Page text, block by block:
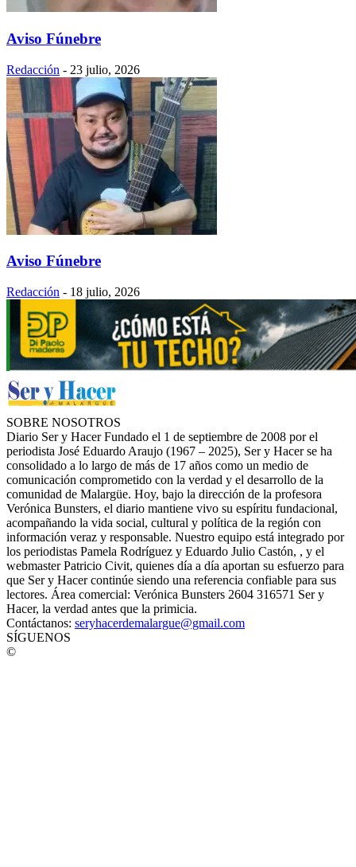
Aviso Fúnebre
Redacción - 23 julio, 2026
Aviso Fúnebre
Redacción - 18 julio, 2026
SOBRE NOSOTROS
Diario Ser y Hacer Fundado el 1 de septiembre de 2008 por el
periodista José Eduardo Araujo (1967 – 2025), Ser y Hacer se ha
consolidado a lo largo de más de 17 años como un medio de
comunicación comprometido con la verdad y el desarrollo de la
comunidad de Malargüe. Hoy, bajo la dirección de la profesora
Verónica Bunsters, el diario mantiene vivo su espíritu fundacional,
acompañando la vida social, cultural y política de la región con
información veraz y responsable. Nuestro equipo está integrado por
los periodistas Pamela Rodríguez y Eduardo Julio Castón, , y el
webmaster Patricio Civit, quienes día a día aportan su esfuerzo para
que Ser y Hacer continúe siendo una referencia confiable para sus
lectores. Área comercial: Verónica Bunsters 2604 316571 Ser y
Hacer, la verdad antes que la primicia.
Contáctanos: seryhacerdemalargue@gmail.com
SÍGUENOS
©